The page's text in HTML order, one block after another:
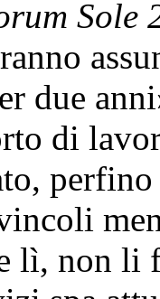
Sole
due
di
lì, non